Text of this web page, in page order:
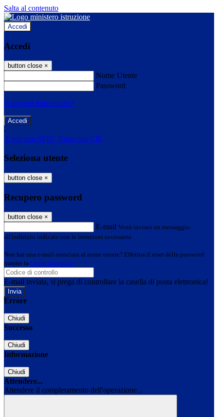
Salta al contenuto
Accedi
Accedi
button close ×
Nome Utente
Password
Password dimenticata?
-
Entra con SPID Entra con CIE
Seleziona utente
button close ×
Recupero password
button close ×
E-mail Verrà inviato un messaggio
all'indirizzo indicato con le istruzioni necessarie.
Non hai una e-mail associata al nome utente? Effettua il reset della password
tramite la Login Spaggiari
E-mail inviata, si prega di controllare la casella di posta elettronica!
Errore
Chiudi
Successo
Chiudi
Informazione
Chiudi
Attendere...
Attendere il completamento dell'operazione...